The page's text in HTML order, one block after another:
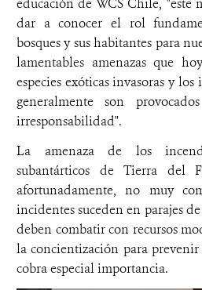
educación de WCS Chile, "este
dar a conocer el rol
bosques y sus habitantes para
lamentables amenazas que
especies exóticas invasoras y
generalmente son
irresponsabilidad".
La amenaza de los
subantárticos de Tierra del
afortunadamente, no muy
incidentes suceden en parajes
deben combatir con recursos
la concientización para
cobra especial importancia.